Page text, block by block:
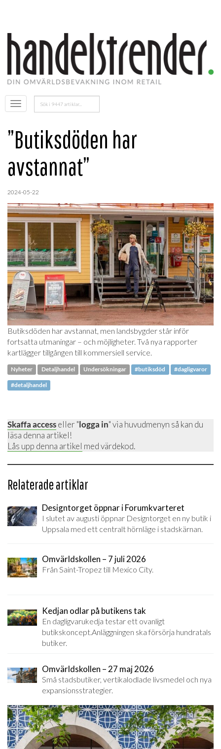
Öppna
menyn
Sök
efter:
”Butiksdöden har
avstannat”
2024-05-22
Butiksdöden har avstannat, men landsbygder står inför
fortsatta utmaningar – och möjligheter. Två nya rapporter
kartlägger tillgången till kommersiell service.
Nyheter Detaljhandel Undersökningar #butiksdöd #dagligvaror
#detaljhandel
Skaffa accesseller "logga in" via huvudmenyn så kan du
läsa denna artikel!
Lås upp denna artikel med värdekod.
Relaterade artiklar
Designtorget öppnar i Forumkvarteret
I slutet av augusti öppnar Designtorget en ny butik i
Uppsala med ett centralt hörnläge i stadskärnan.
Omvärldskollen – 7 juli 2026
Från Saint-Tropez till Mexico City.
Kedjan odlar på butikens tak
En dagligvarukedja testar ett ovanligt
butikskoncept.Anläggningen ska försörja hundratals
butiker.
Omvärldskollen – 27 maj 2026
Små stadsbutiker, vertikalodlade livsmedel och nya
expansionsstrategier.